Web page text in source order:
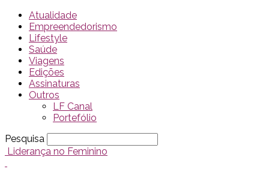
Atualidade
Empreendedorismo
Lifestyle
Saúde
Viagens
Edições
Assinaturas
Outros
LF Canal
Portefólio
Pesquisa
Liderança no Feminino